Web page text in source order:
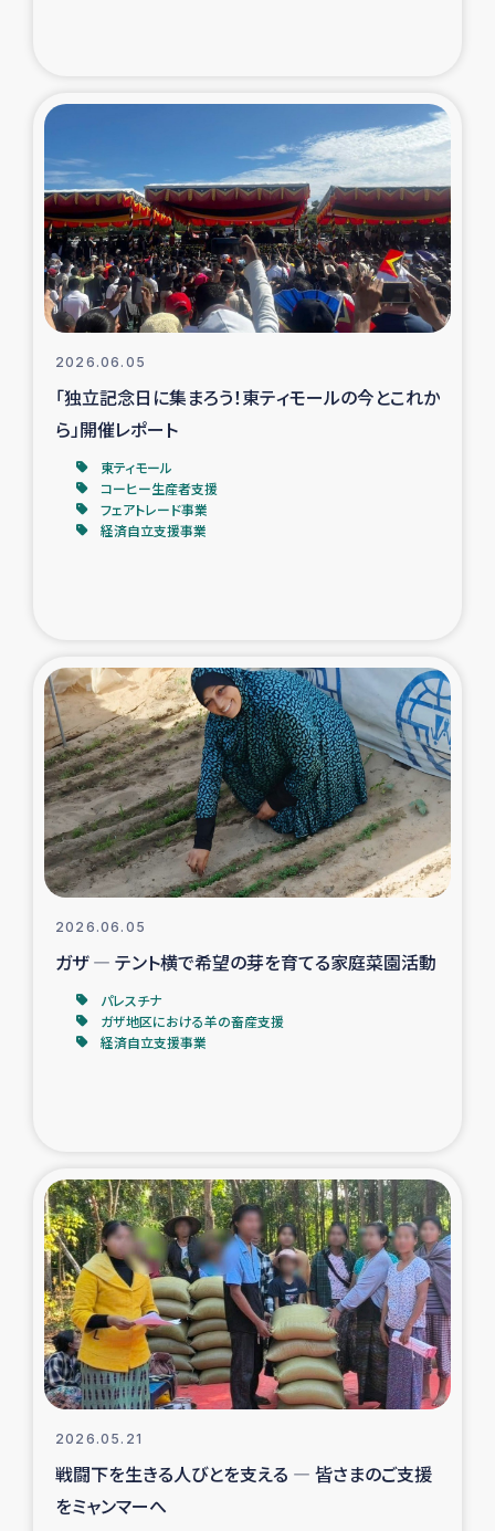
デニヤヤ小規模紅茶農家支援
コーヒー生産者支援
アイナロ県マウベシ郡でのコーヒー畑改善事業
ベイルート大規模爆発被災者支援
女性の生計向上支援
アグロフォレストリー（カカオ）事業
2026.06.05
「独立記念日に集まろう！東ティモールの今とこれか
ら」開催レポート
東ティモール
コーヒー生産者支援
フェアトレード事業
経済自立支援事業
2026.06.05
ガザ ― テント横で希望の芽を育てる家庭菜園活動
パレスチナ
ガザ地区における羊の畜産支援
経済自立支援事業
2026.05.21
戦闘下を生きる人びとを支える ― 皆さまのご支援
をミャンマーへ